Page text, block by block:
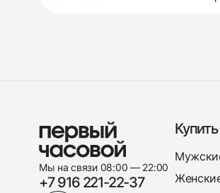
Мы на связи 08:00 — 22:00
+7 916 221-22-37
Купить